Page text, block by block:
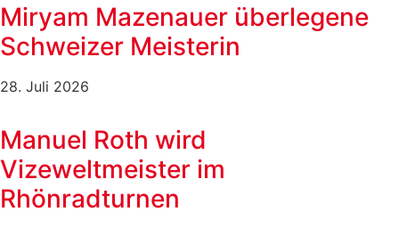
Miryam Mazenauer überlegene
Schweizer Meisterin
28. Juli 2026
Manuel Roth wird
Vizeweltmeister im
Rhönradturnen